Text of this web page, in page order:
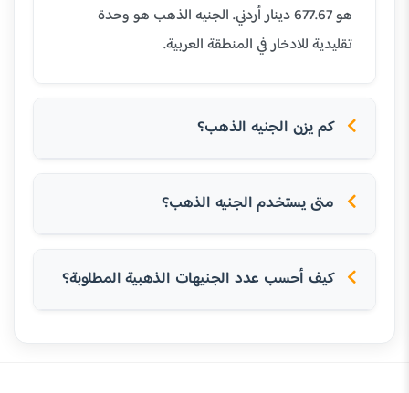
هو 677.67 دينار أردني. الجنيه الذهب هو وحدة
تقليدية للادخار في المنطقة العربية.
كم يزن الجنيه الذهب؟
متى يستخدم الجنيه الذهب؟
كيف أحسب عدد الجنيهات الذهبية المطلوبة؟